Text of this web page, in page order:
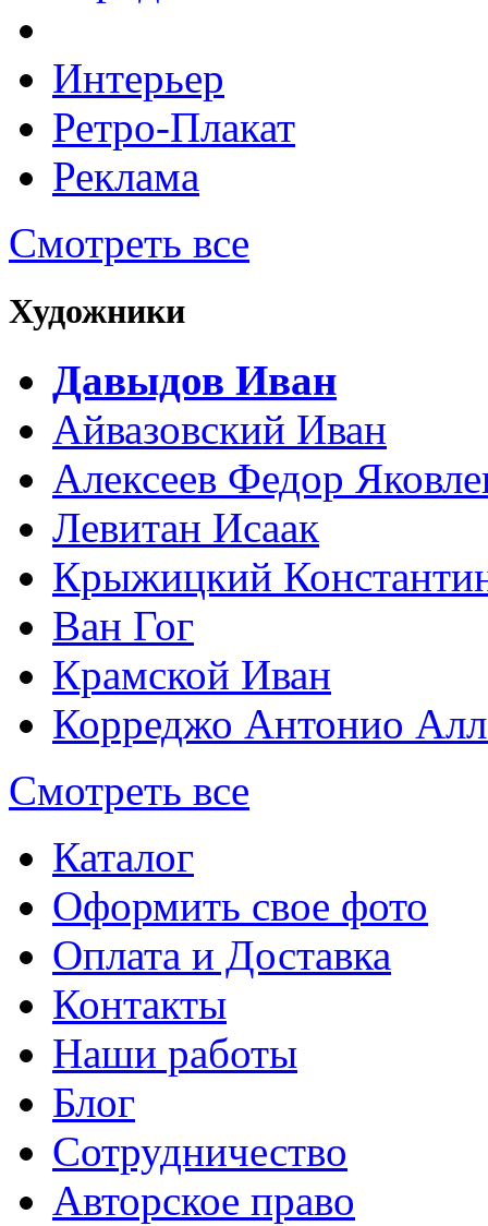
Интерьер
Ретро-Плакат
Реклама
Смотреть все
Художники
Давыдов Иван
Айвазовский Иван
Алексеев Федор
Левитан Исаак
Крыжицкий
Ван Гог
Крамской Иван
Корреджо Антонио
Смотреть все
Каталог
Оформить свое фото
Оплата и Доставка
Контакты
Наши работы
Блог
Сотрудничество
Авторское право